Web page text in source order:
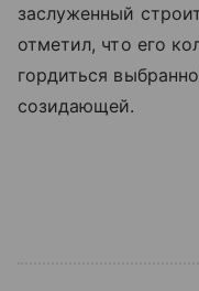
заслуженный
отметил, что его
гордиться
созидающей.